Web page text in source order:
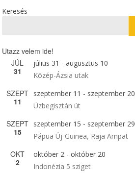
Keresés
Utazz velem ide!
JÚL
31
július 31 - augusztus 10
Közép-Ázsia utak
SZEPT
11
szeptember 11 - szeptember 20
Üzbegisztán út
SZEPT
15
szeptember 15 - szeptember 29
Pápua Új-Guinea, Raja Ampat
OKT
2
október 2 - október 20
Indonézia 5 sziget